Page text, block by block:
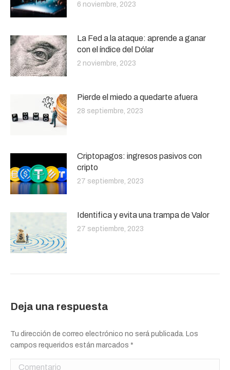
6 noviembre, 2023
La Fed a la ataque: aprende a ganar
con el índice del Dólar
2 noviembre, 2023
Pierde el miedo a quedarte afuera
28 septiembre, 2023
Criptopagos: ingresos pasivos con
cripto
27 septiembre, 2023
Identifica y evita una trampa de Valor
27 septiembre, 2023
Deja una respuesta
Tu dirección de correo electrónico no será publicada. Los
campos requeridos están marcados *
Comentario